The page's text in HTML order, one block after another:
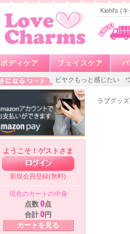
Kiehl's (
ボディケア フェイスケア
ビヤクもっと感じたい
ようこそ！ゲストさま
新規会員登録(無料)
現在のカートの中身
点数 0点
合計 0円
カートを見る
ラブグッ